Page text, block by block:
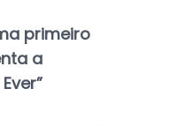
primeiro
a